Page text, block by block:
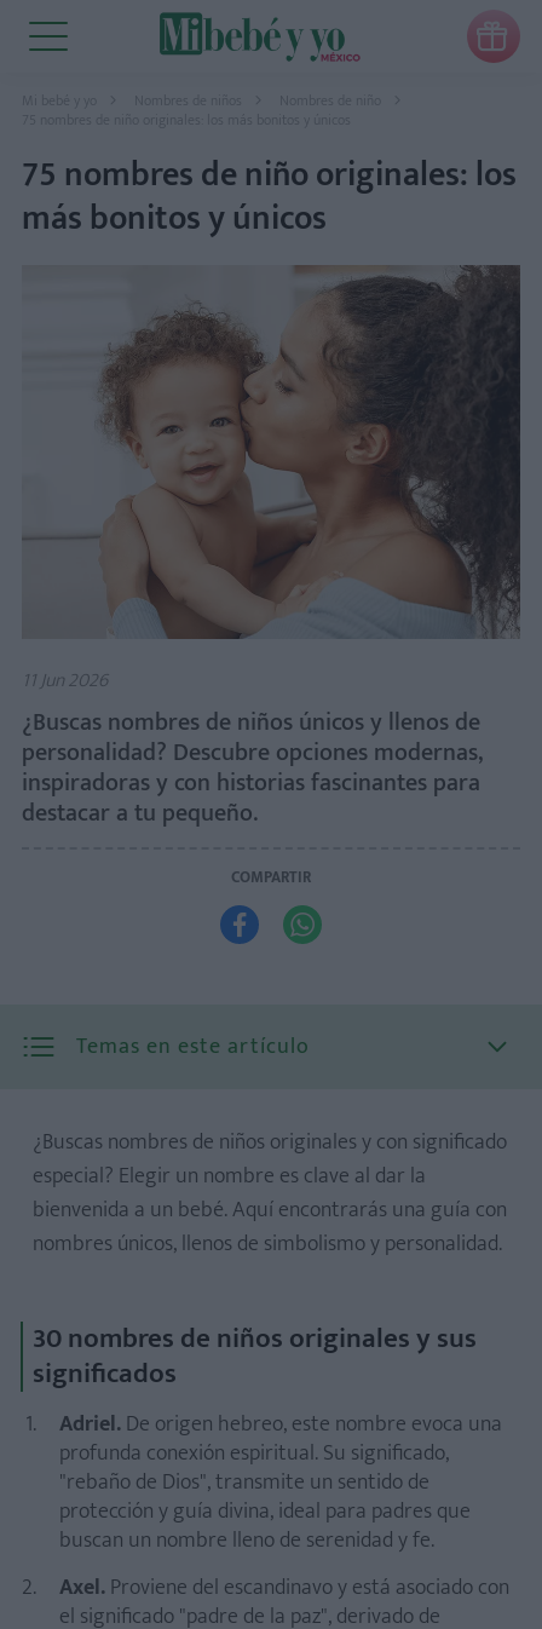

Mi bebé y yo
75 nombres de niño originales: los más bonitos y únicos
75 nombres de niño originales: los
más bonitos y únicos
11 Jun 2026
¿Buscas nombres de niños únicos y llenos de
personalidad? Descubre opciones modernas,
inspiradoras y con historias fascinantes para
destacar a tu pequeño.
COMPARTIR
 
Temas en este artículo
¿Qué nombres originales están en tendencia?
¿Buscas nombres de niños originales y con significado
especial? Elegir un nombre es clave al dar la
bienvenida a un bebé. Aquí encontrarás una guía con
nombres únicos, llenos de simbolismo y personalidad.
30 nombres de niños originales y sus
significados
Adriel.De origen hebreo, este nombre evoca una
profunda conexión espiritual. Su significado,
"rebaño de Dios", transmite un sentido de
protección y guía divina, ideal para padres que
buscan un nombre lleno de serenidad y fe.
Axel.Proviene del escandinavo y está asociado con
el significado "padre de la paz", derivado de